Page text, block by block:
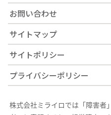
お問い合わせ
サイトマップ
サイトポリシー
プライバシーポリシー
株式会社ミライロでは「障害者